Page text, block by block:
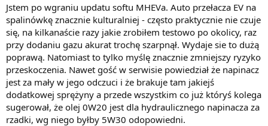
Jstem po wgraniu updatu softu MHEVa. Auto przełacza EV na
spalinówkę znacznie kulturalniej - często praktycznie nie czuje
się, na kilkanaście razy jakie zrobiłem testowo po okolicy, raz
przy dodaniu gazu akurat trochę szarpnął. Wydaje sie to dużą
poprawą. Natomiast to tylko myślę znacznie zmniejszy ryzyko
przeskoczenia. Nawet gość w serwisie powiedział że napinacz
jest za mały w jego odczuci i że brakuje tam jakiejś
dodatkowej sprężyny a przede wszystkim co już któryś kolega
sugerował, że olej 0W20 jest dla hydraulicznego napinacza za
rzadki, wg niego byłby 5W30 odopowiedni.